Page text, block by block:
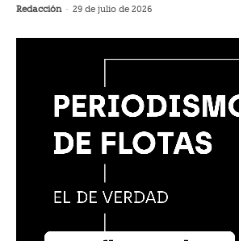
Redacción - 29 de julio de 2026